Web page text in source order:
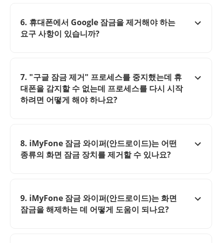
6. 휴대폰에서 Google 잠금을 제거해야 하는
요구 사항이 있습니까?
7. "구글 잠금 제거" 프로세스를 중지했는데 휴
대폰을 감지할 수 없는데 프로세스를 다시 시작
하려면 어떻게 해야 하나요?
8. iMyFone 잠금 와이퍼(안드로이드)는 어떤
종류의 화면 잠금 장치를 제거할 수 있나요?
9. iMyFone 잠금 와이퍼(안드로이드)는 화면
잠금을 해제하는 데 어떻게 도움이 되나요?